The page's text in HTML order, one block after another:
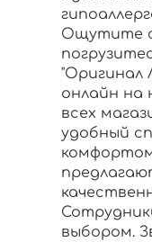
Ощутите
"Оригинал
онлайн на
всех
удобный
выбором.